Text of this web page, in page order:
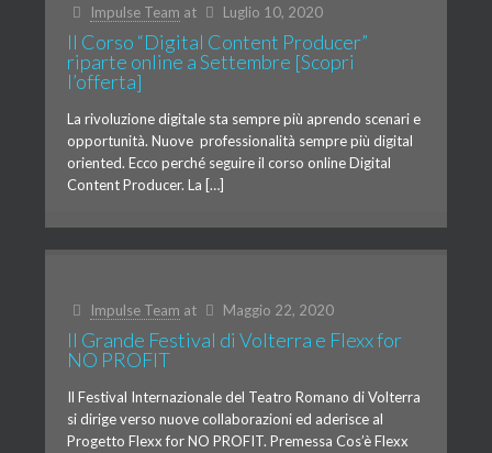
Impulse Team at Luglio 10, 2020
Il Corso “Digital Content Producer”
riparte online a Settembre [Scopri
l’offerta]
La rivoluzione digitale sta sempre più aprendo scenari e
opportunità. Nuove professionalità sempre più digital
oriented. Ecco perché seguire il corso online Digital
Content Producer. La […]
Impulse Team at Maggio 22, 2020
Il Grande Festival di Volterra e Flexx for
NO PROFIT
Il Festival Internazionale del Teatro Romano di Volterra
si dirige verso nuove collaborazioni ed aderisce al
Progetto Flexx for NO PROFIT. Premessa Cos’è Flexx